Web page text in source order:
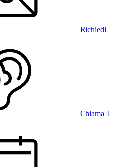
Richiedi
Chiama il